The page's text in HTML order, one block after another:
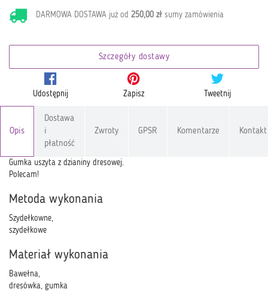
DARMOWA DOSTAWA już od250,00 zł sumy zamówienia
Szczegóły dostawy
Udostępnij Zapisz Tweetnij
Opis
Dostawa
i
płatność
Zwroty GPSR Komentarze Kontakt
Gumka uszyta z dzianiny dresowej.
Polecam!
Metoda wykonania
Szydełkowne,
szydełkowe
Materiał wykonania
Bawełna,
dresówka, gumka